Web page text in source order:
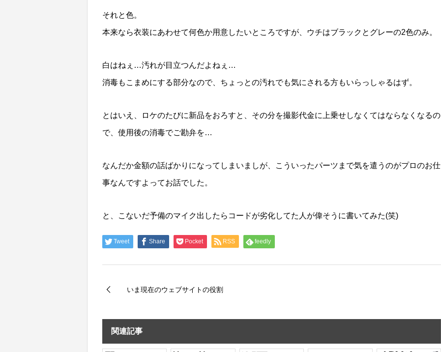
それと色。
本来なら衣装にあわせて何色か用意したいところですが、ウチはブラックとグレーの2色のみ。
白はねぇ…汚れが目立つんだよねぇ…
消毒もこまめにする部分なので、ちょっとの汚れでも気にされる方もいらっしゃるはず。
とはいえ、ロケのたびに新品をおろすと、その分を撮影代金に上乗せしなくてはならなくなるの
で、使用後の消毒でご勘弁を…
なんだか金額の話ばかりになってしまいましが、こういったパーツまで気を遣うのがプロのお仕
事なんですよってお話でした。
と、こないだ予備のマイク出したらコードが劣化してた人が偉そうに書いてみた(笑)
Tweet Share Pocket RSS feedly
いま現在のウェブサイトの役割
関連記事